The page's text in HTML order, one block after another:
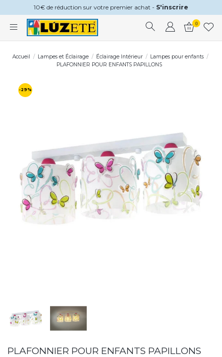
10€ de réduction sur votre premier achat - S'inscrire
0
Accueil Lampes et Éclairage Éclairage Intérieur
Lampes pour enfants
PLAFONNIER POUR ENFANTS PAPILLONS
-29%
PLAFONNIER POUR ENFANTS PAPILLONS